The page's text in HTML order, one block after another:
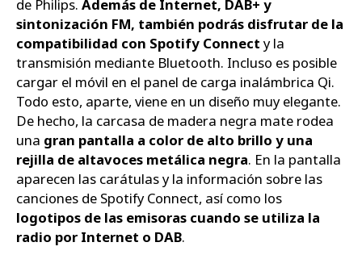
de Philips. Además de Internet, DAB+ y
sintonización FM, también podrás disfrutar de la
compatibilidad con Spotify Connect y la
transmisión mediante Bluetooth. Incluso es posible
cargar el móvil en el panel de carga inalámbrica Qi.
Todo esto, aparte, viene en un diseño muy elegante.
De hecho, la carcasa de madera negra mate rodea
una gran pantalla a color de alto brillo y una
rejilla de altavoces metálica negra. En la pantalla
aparecen las carátulas y la información sobre las
canciones de Spotify Connect, así como los
logotipos de las emisoras cuando se utiliza la
radio por Internet o DAB.